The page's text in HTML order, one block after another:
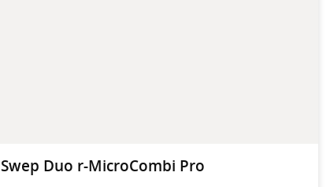
Swep Duo r-MicroCombi Pro